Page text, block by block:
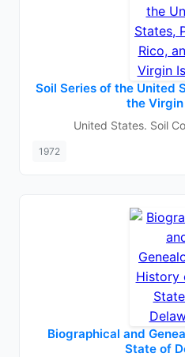
Soil Series of the United
the
United States. Soil
1972
Biographical and
State of